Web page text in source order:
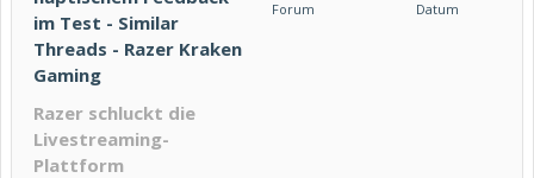
im Test - Similar
Threads - Razer Kraken
Gaming
Forum Datum
Razer schluckt die
Livestreaming-
Plattform